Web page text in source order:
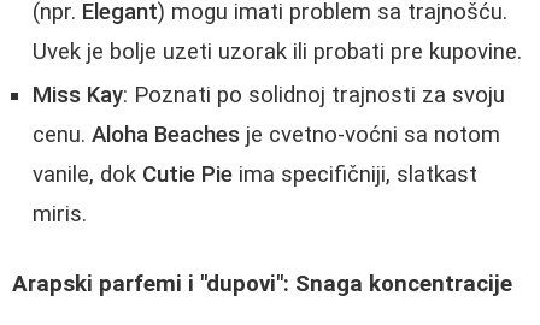
(npr. Elegant) mogu imati problem sa trajnošću.
Uvek je bolje uzeti uzorak ili probati pre kupovine.
Miss Kay: Poznati po solidnoj trajnosti za svoju
cenu. Aloha Beaches je cvetno-voćni sa notom
vanile, dok Cutie Pie ima specifičniji, slatkast
miris.
Arapski parfemi i "dupovi": Snaga koncentracije